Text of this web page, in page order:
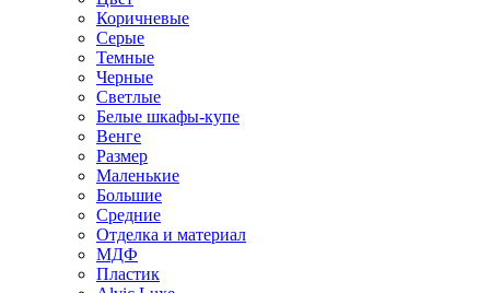
Коричневые
Серые
Темные
Черные
Светлые
Белые шкафы-купе
Венге
Размер
Маленькие
Большие
Средние
Отделка и материал
МДФ
Пластик